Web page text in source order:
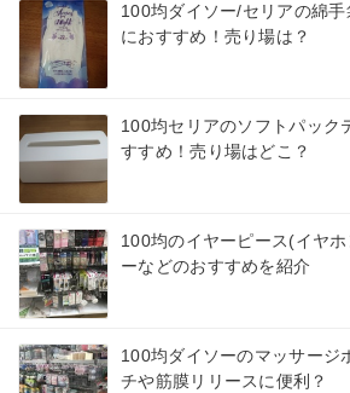
100均ダイソー/セリアの綿
におすすめ！売り場は？
100均セリアのソフトパック
すすめ！売り場はどこ？
100均のイヤーピース(イヤ
ーなどのおすすめを紹介
100均ダイソーのマッサージ
チや筋膜リリースに便利？